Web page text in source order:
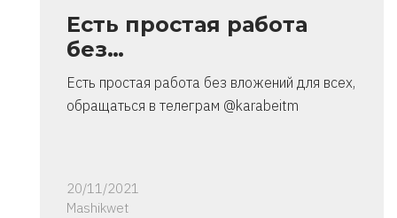
очень
от
Есть простая работа
без…
Есть простая работа без вложений для всех,
обращаться в телеграм @karabeitm
20/11/2021
Mashikwet